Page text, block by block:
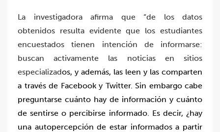
La investigadora afirma que “de los datos
obtenidos resulta evidente que los estudiantes
encuestados tienen intención de informarse:
buscan activamente las noticias en sitios
especializados, y además, las leen y las comparten
a través de Facebook y Twitter. Sin embargo cabe
preguntarse cuánto hay de información y cuánto
de sentirse o percibirse informado. Es decir, ¿hay
una autopercepción de estar informados a partir